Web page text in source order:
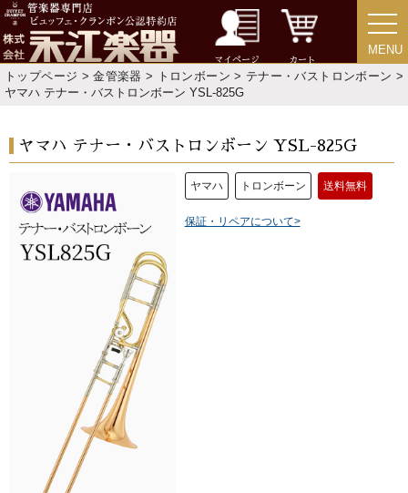
マイページ カート
MENU
MENU
トップページ >金管楽器 > トロンボーン > テナー・バストロンボーン >
ヤマハ テナー・バストロンボーン YSL-825G
ヤマハ テナー・バストロンボーン YSL-825G
ヤマハ トロンボーン 送料無料
保証・リペアについて>